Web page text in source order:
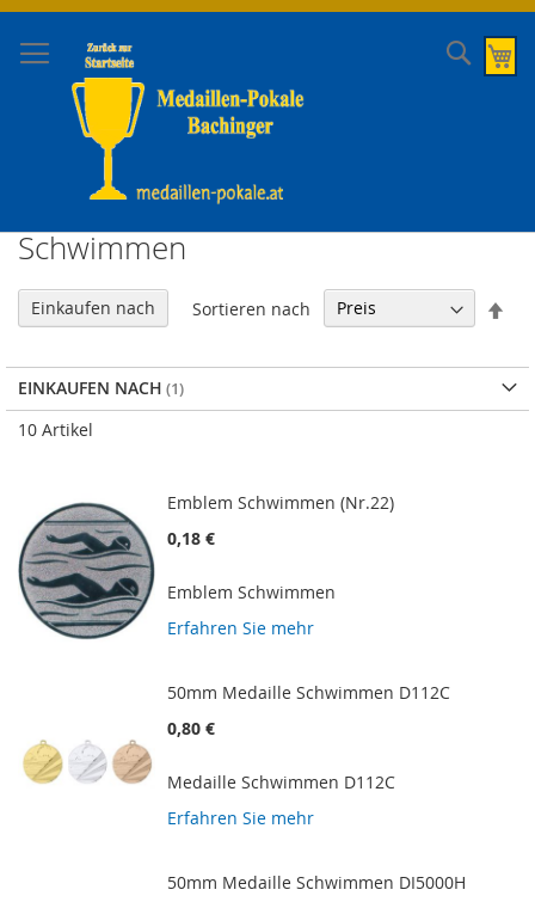
Direkt
Inhalt
Suche
Schwimmen
10 Artikel
Sortieren nach
Emblem Schwimmen (Nr.22)
0,18 €
Emblem Schwimmen
Erfahren Sie mehr
50mm Medaille Schwimmen D112C
0,80 €
Medaille Schwimmen D112C
Erfahren Sie mehr
50mm Medaille Schwimmen DI5000H
Einkaufen nach
EINKAUFEN NACH